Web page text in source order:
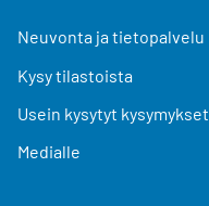
Neuvonta ja tietopalvelu
Kysy tilastoista
Usein kysytyt kysymykset
Medialle